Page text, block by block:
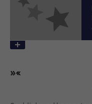
Anbieter